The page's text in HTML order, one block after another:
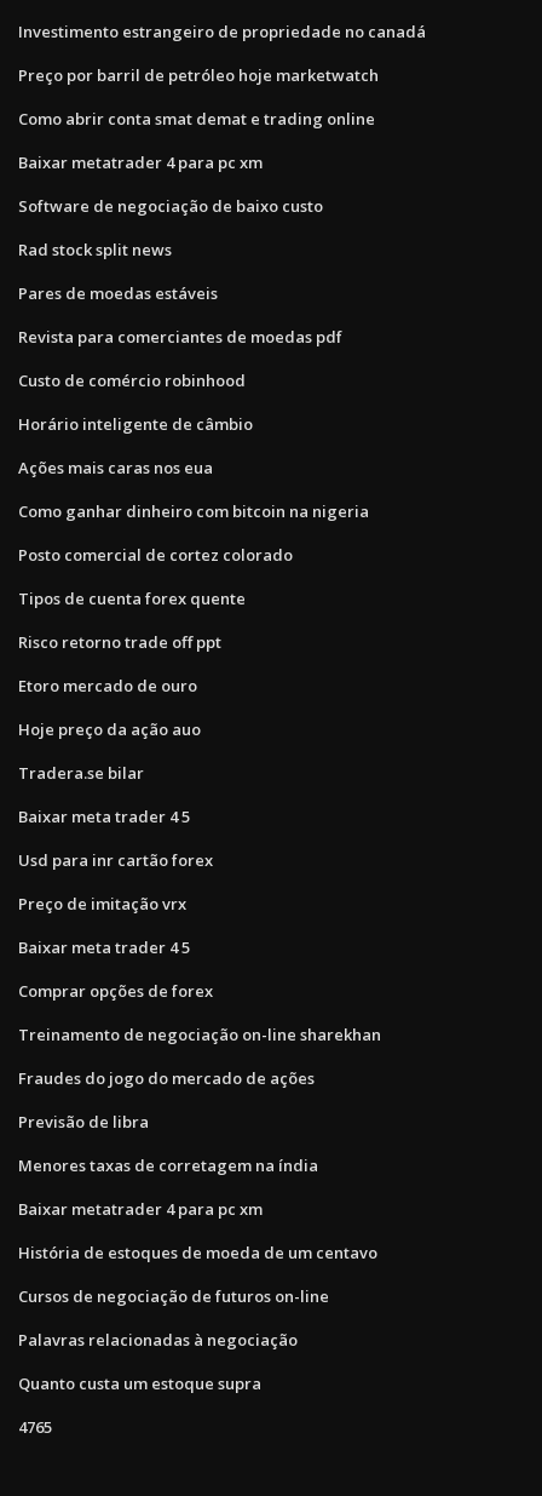
Investimento estrangeiro de propriedade no canadá
Preço por barril de petróleo hoje marketwatch
Como abrir conta smat demat e trading online
Baixar metatrader 4 para pc xm
Software de negociação de baixo custo
Rad stock split news
Pares de moedas estáveis
Revista para comerciantes de moedas pdf
Custo de comércio robinhood
Horário inteligente de câmbio
Ações mais caras nos eua
Como ganhar dinheiro com bitcoin na nigeria
Posto comercial de cortez colorado
Tipos de cuenta forex quente
Risco retorno trade off ppt
Etoro mercado de ouro
Hoje preço da ação auo
Tradera.se bilar
Baixar meta trader 4 5
Usd para inr cartão forex
Preço de imitação vrx
Baixar meta trader 4 5
Comprar opções de forex
Treinamento de negociação on-line sharekhan
Fraudes do jogo do mercado de ações
Previsão de libra
Menores taxas de corretagem na índia
Baixar metatrader 4 para pc xm
História de estoques de moeda de um centavo
Cursos de negociação de futuros on-line
Palavras relacionadas à negociação
Quanto custa um estoque supra
4765